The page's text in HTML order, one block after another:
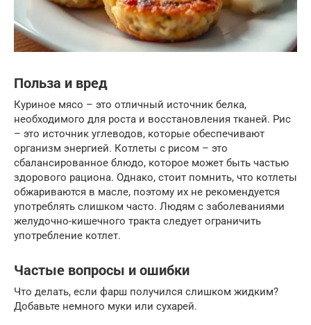
Польза и вред
Куриное мясо – это отличный источник белка,
необходимого для роста и восстановления тканей. Рис
– это источник углеводов, которые обеспечивают
организм энергией. Котлеты с рисом – это
сбалансированное блюдо, которое может быть частью
здорового рациона. Однако, стоит помнить, что котлеты
обжариваются в масле, поэтому их не рекомендуется
употреблять слишком часто. Людям с заболеваниями
желудочно-кишечного тракта следует ограничить
употребление котлет.
Частые вопросы и ошибки
Что делать, если фарш получился слишком жидким?
Добавьте немного муки или сухарей.